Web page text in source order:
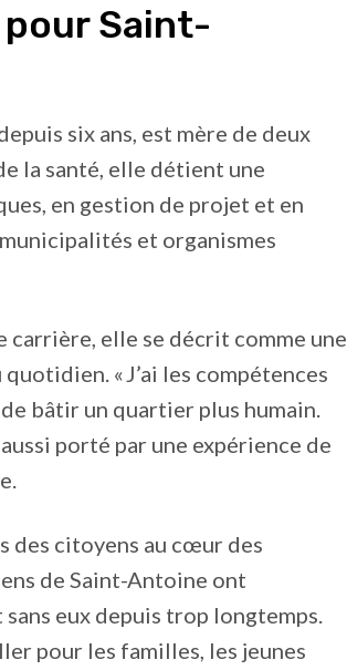
Saint-
six ans, est mère de deux
la santé, elle détient une
en gestion de projet et en
et organismes
carrière, elle se décrit comme une
« J’ai les compétences
bâtir un quartier plus humain.
porté par une expérience de
des citoyens au cœur des
de Saint-Antoine ont
eux depuis trop longtemps.
pour les familles, les jeunes